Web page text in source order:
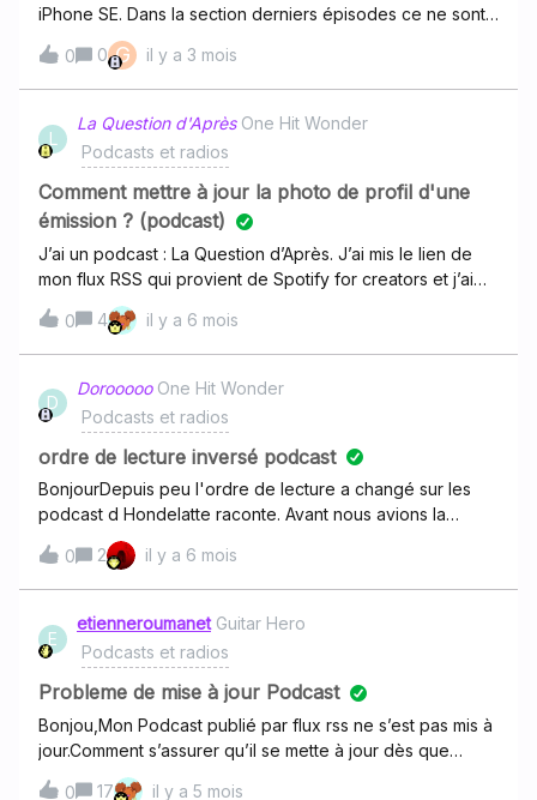
iPhone SE. Dans la section derniers épisodes ce ne sont
pas les derniers épisodes des podcasts qui apparaissent.
Comment faire?je précise que iOS est bien à jour merci
0 0 G il y a 3 mois
L
La Question d'Après One Hit Wonder
Podcasts et radios
Comment mettre à jour la photo de profil d'une
émission ? (podcast)
J’ai un podcast : La Question d’Après. J’ai mis le lien de
mon flux RSS qui provient de Spotify for creators et j’ai
mis à jour mes infos sur Spotify (l’hébergeur), mais rien
n’est mis à jour sur Deezer…Comment puis-je changer la
photo, sachant que je n’arrive pas à passer par Deezer
for creators ?
0 4 il y a 6 mois
D
Dorooooo One Hit Wonder
Podcasts et radios
ordre de lecture inversé podcast
BonjourDepuis peu l'ordre de lecture a changé sur les
podcast d Hondelatte raconte. Avant nous avions la
lecture dans l'ordre 1/2 2/2 et debrief . Dorénavant la
lecture se fait dans le sens inverse. Y a t il eu une mise à
jour ?
0 2 il y a 6 mois
E
etienneroumanet Guitar Hero
Podcasts et radios
Probleme de mise à jour Podcast
Bonjou,Mon Podcast publié par flux rss ne s’est pas mis à
jour.Comment s’assurer qu’il se mette à jour dès que
possiblehttps://anchor.fm/s/10cfcf8fc/podcast/rssMerci
0 17 il y a 5 mois